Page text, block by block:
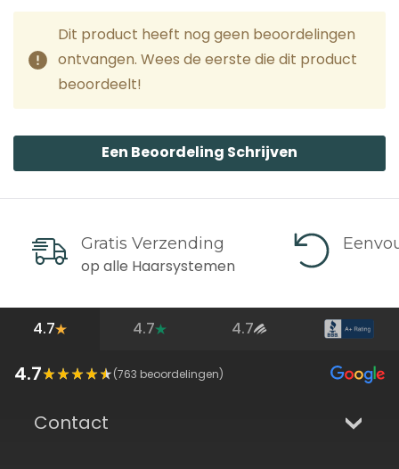
Dit product heeft nog geen beoordelingen
ontvangen. Wees de eerste die dit product
beoordeelt!
Een Beoordeling Schrijven
Gratis Verzending
op alle Haarsystemen
4.7 4.7 4.7
4.7 (763 beoordelingen)
Contact